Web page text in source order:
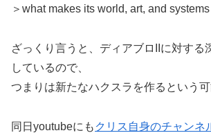
＞what makes its world, art, and
ざっくり言うと、ディアブロIIに対する
しているので、
つまりは新たなハクスラを作るという
同日youtubeにも クリス自身のチャンネ